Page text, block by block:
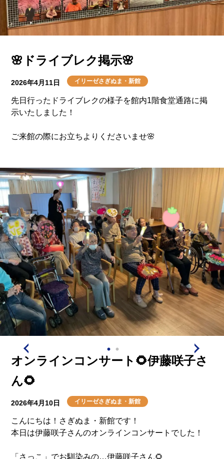
🌸ドライブレク掲示🌸
2026年4月11日 イリーゼさぎぬま・新館
先日行ったドライブレクの様子を館内1階食堂通路に掲
示いたしました！
ご来館の際にお立ちよりくださいませ🌸
オンラインコンサート🌻伊藤咲子さ
ん🌻
2026年4月10日 イリーゼさぎぬま・新館
こんにちは！さぎぬま・新館です！
本日は伊藤咲子さんのオンラインコンサートでした！
「さっこ」でお馴染みの…伊藤咲子さん🌻